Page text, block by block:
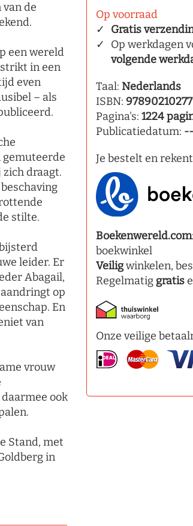
de
een wereld
in een
even
– als
draagt.
stilte.
leider. Er
Abagail,
op
En
van
vrouw
ook
Stand, met
in
Op voorraad
Gratis
Op werkdagen
volgende
Taal: Nederlands
ISBN:
Pagina's: 1224
Publicatiedatum: --
Je bestelt en
Boekenwereld.com
boekwinkel
Veiligwinkelen,
Regelmatig gratis
Onze veilige